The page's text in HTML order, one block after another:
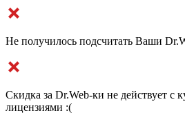
Не получилось подсчитать Ваши
Cкидка за Dr.Web-ки не действует
лицензиями :(